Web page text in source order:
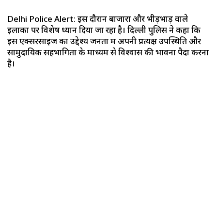
Delhi Police Alert: इस दौरान बाजारों और भीड़भाड़ वाले
इलाकों पर विशेष ध्यान दिया जा रहा है। दिल्ली पुलिस ने कहा कि
इस एक्सरसाइज का उद्देश्य जनता में अपनी प्रत्यक्ष उपस्थिति और
सामुदायिक सहभागिता के माध्यम से विश्वास की भावना पैदा करना
है।